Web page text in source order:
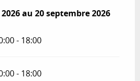
au 20 septembre 2026
au 20 septembre 2026
- 18:00
- 18:00